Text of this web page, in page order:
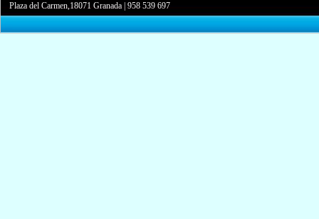
Plaza del Carmen,18071 Granada |958 539 697